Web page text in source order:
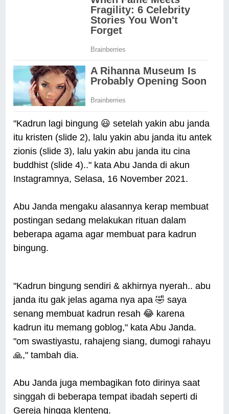
"Kadrun lagi bingung 😃 setelah yakin abu janda
itu kristen (slide 2), lalu yakin abu janda itu antek
zionis (slide 3), lalu yakin abu janda itu cina
buddhist (slide 4).." kata Abu Janda di akun
Instagramnya, Selasa, 16 November 2021.
Abu Janda mengaku alasannya kerap membuat
postingan sedang melakukan rituan dalam
beberapa agama agar membuat para kadrun
bingung.
"Kadrun bingung sendiri & akhirnya nyerah.. abu
janda itu gak jelas agama nya apa 🤣 saya
senang membuat kadrun resah 😂 karena
kadrun itu memang goblog," kata Abu Janda.
"om swastiyastu, rahajeng siang, dumogi rahayu
🙏," tambah dia.
Abu Janda juga membagikan foto dirinya saat
singgah di beberapa tempat ibadah seperti di
Gereja hingga klenteng.